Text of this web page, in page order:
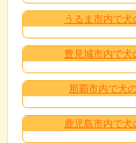
うるま市内で
豊見城市内で犬
那覇市内で犬
鹿児島市内で